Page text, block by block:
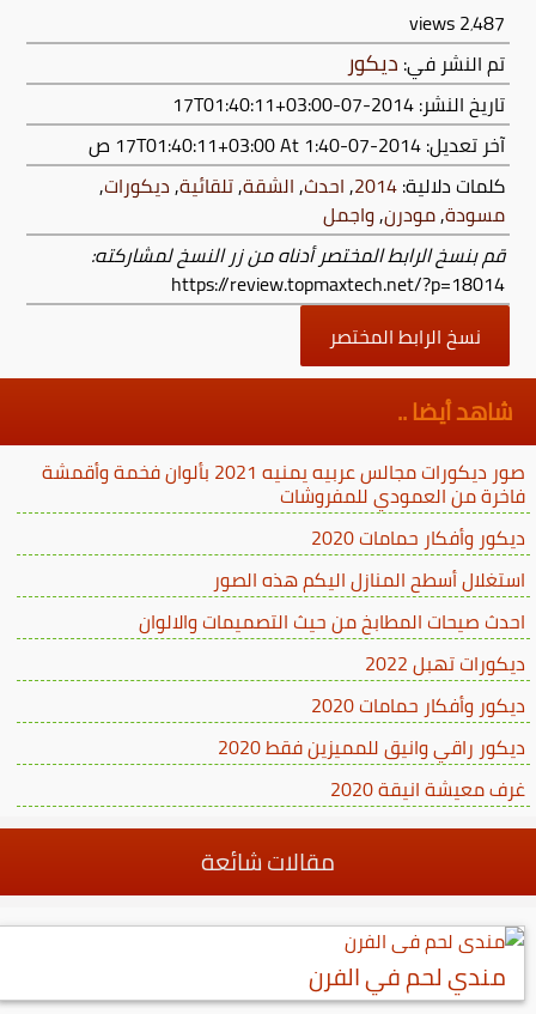
2٬487views
تم النشر في: ديكور
تاريخ النشر: 2014-07-17T01:40:11+03:00
آخر تعديل:2014-07-17T01:40:11+03:00
At 1:40 ص
كلمات دلالية:2014
,احدث,الشقة,تلقائية,ديكورات,
مسودة,مودرن,واجمل
قم بنسخ الرابط المختصر أدناه من زر النسخ لمشاركته:
https://review.topmaxtech.net/?p=18014
نسخ الرابط المختصر
شاهد أيضا ..
صور ديكورات مجالس عربيه يمنيه 2021 بألوان فخمة وأقمشة
فاخرة من العمودي للمفروشات
ديكور وأفكار حمامات 2020
استغلال أسطح المنازل اليكم هذه الصور
احدث صيحات المطابخ من حيث التصميمات والالوان
ديكورات تهبل 2022
ديكور وأفكار حمامات 2020
ديكور راقي وانيق للمميزين فقط 2020
غرف معيشة انيقة 2020
مقالات شائعة
مندي لحم في الفرن